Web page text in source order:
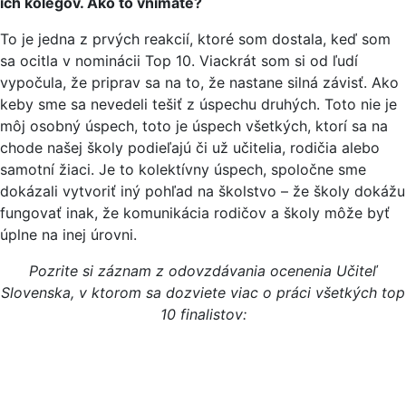
To je jedna z prvých reakcií, ktoré som dostala, keď som
sa ocitla v nominácii Top 10. Viackrát som si od ľudí
vypočula, že priprav sa na to, že nastane silná závisť. Ako
keby sme sa nevedeli tešiť z úspechu druhých. Toto nie je
môj osobný úspech, toto je úspech všetkých, ktorí sa na
chode našej školy podieľajú či už učitelia, rodičia alebo
samotní žiaci. Je to kolektívny úspech, spoločne sme
dokázali vytvoriť iný pohľad na školstvo – že školy dokážu
fungovať inak, že komunikácia rodičov a školy môže byť
úplne na inej úrovni.
Pozrite si záznam z odovzdávania ocenenia Učiteľ
Slovenska, v ktorom sa dozviete viac o práci všetkých top
10 finalistov: